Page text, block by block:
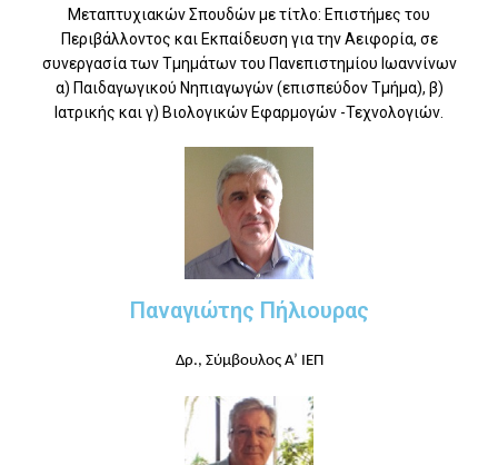
Μεταπτυχιακών Σπουδών με τίτλο: Επιστήμες του
Περιβάλλοντος και Εκπαίδευση για την Αειφορία, σε
συνεργασία των Τμημάτων του Πανεπιστημίου Ιωαννίνων
α) Παιδαγωγικού Νηπιαγωγών (επισπεύδον Τμήμα), β)
Ιατρικής και γ) Βιολογικών Εφαρμογών -Τεχνολογιών.
Παναγιώτης Πήλιουρας
Δρ., Σύμβουλος Α’ ΙΕΠ